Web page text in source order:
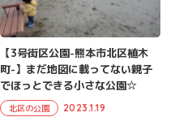
【3号街区公園-熊本市北区植木
町-】まだ地図に載ってない親子
でほっとできる小さな公園☆
北区の公園 2023.1.19